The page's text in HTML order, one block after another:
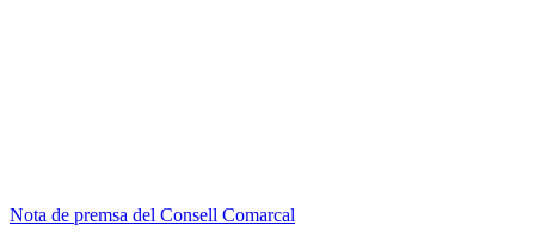
Nota de premsa del Consell Comarcal